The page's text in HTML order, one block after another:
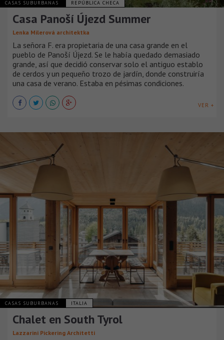
CASAS SUBURBANAS REPÚBLICA CHECA
Casa Panoší Újezd Summer
Lenka Milerová architektka
La señora F. era propietaria de una casa grande en el
pueblo de Panoší Újezd. Se le había quedado demasiado
grande, así que decidió conservar solo el antiguo establo
de cerdos y un pequeño trozo de jardín, donde construiría
una casa de verano. Estaba en pésimas condiciones.
VER +
CASAS SUBURBANAS ITALIA
Chalet en South Tyrol
Lazzarini Pickering Architetti